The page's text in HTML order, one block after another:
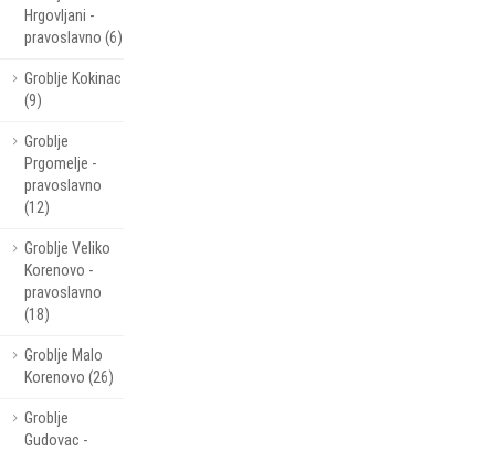
Hrgovljani -
pravoslavno (6)
Groblje Kokinac
(9)
Groblje
Prgomelje -
pravoslavno
(12)
Groblje Veliko
Korenovo -
pravoslavno
(18)
Groblje Malo
Korenovo (26)
Groblje
Gudovac -